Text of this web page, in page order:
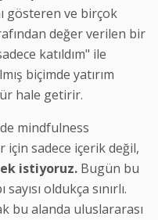
gösteren ve birçok
değer verilen bir
katıldım" ile
biçimde yatırım
hale getirir.
mindfulness
sadece içerik değil,
istiyoruz. Bugün bu
oldukça sınırlı.
bu alanda uluslararası